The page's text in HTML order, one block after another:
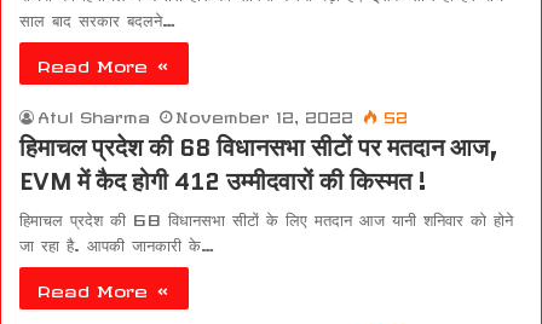
साल बाद सरकार बदलने…
Read More »
Atul Sharma November 12, 2022 52
हिमाचल प्रदेश की 68 विधानसभा सीटों पर मतदान आज,
EVM में कैद होगी 412 उम्मीदवारों की किस्मत !
हिमाचल प्रदेश की 68 विधानसभा सीटों के लिए मतदान आज यानी शनिवार को होने
जा रहा है. आपकी जानकारी के…
Read More »